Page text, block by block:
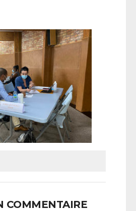
COMMENTAIRE